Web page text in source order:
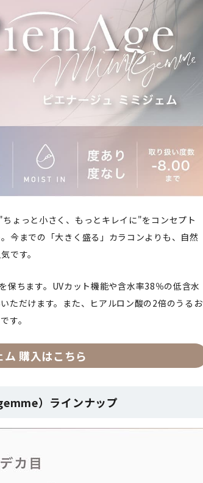
ちょっと小さく、もっとキレイに"をコンセプト
今までの「大きく盛る」カラコンよりも、自然
です。
ちます。UVカット機能や含水率38％の低含水
ただけます。また、ヒアルロン酸の2倍のうるお
す。
購入はこちら
）ラインナップ